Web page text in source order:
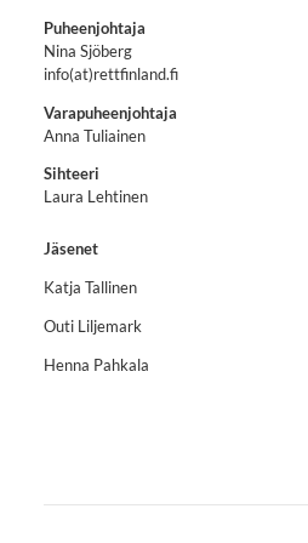
Puheenjohtaja
Nina Sjöberg
info(at)rettfinland.fi
Varapuheenjohtaja
Anna Tuliainen
Sihteeri
Laura Lehtinen
Jäsenet
Katja Tallinen
Outi Liljemark
Henna Pahkala